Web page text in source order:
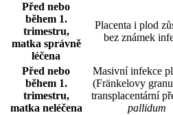
Před nebo
během 1.
trimestru,
matka správně
léčena
Placenta i plod
bez známek
Před nebo
během 1.
trimestru,
matka neléčena
Masivní infekce
(Fränkelovy
transplacentární
pallidum